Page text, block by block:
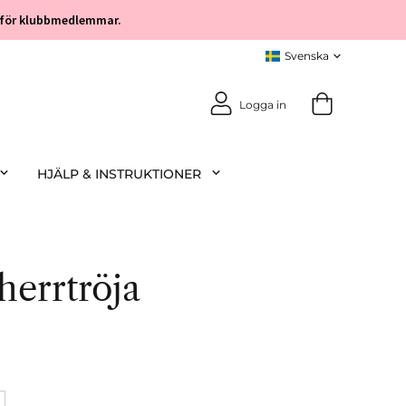
klubbmedlemmar.
Logga in
HJÄLP & INSTRUKTIONER